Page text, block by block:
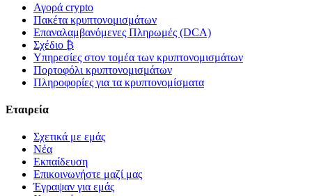
Αγορά crypto
Πακέτα κρυπτονομισμάτων
Επαναλαμβανόμενες Πληρωμές (DCA)
Σχέδιο ₿
Υπηρεσίες στον τομέα των κρυπτονομισμάτων
Πορτοφόλι κρυπτονομισμάτων
Πληροφορίες για τα κρυπτονομίσματα
Εταιρεία
Σχετικά με εμάς
Νέα
Εκπαίδευση
Επικοινωνήστε μαζί μας
Έγραψαν για εμάς